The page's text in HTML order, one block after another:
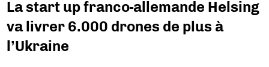
La start up franco-allemande Helsing
va livrer 6.000 drones de plus à
l’Ukraine